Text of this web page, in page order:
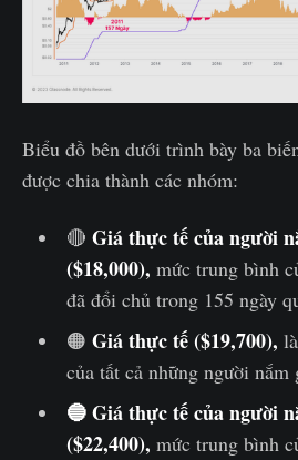
Biểu đồ bên dưới trình bày ba
được chia thành các nhóm:
🔴 Giá thực tế của người
($18,000), mức trung bình
đã đổi chủ trong 155 ngày
🟠 Giá thực tế ($19,700),
của tất cả những người nắm
🔵 Giá thực tế của người
($22,400), mức trung bình